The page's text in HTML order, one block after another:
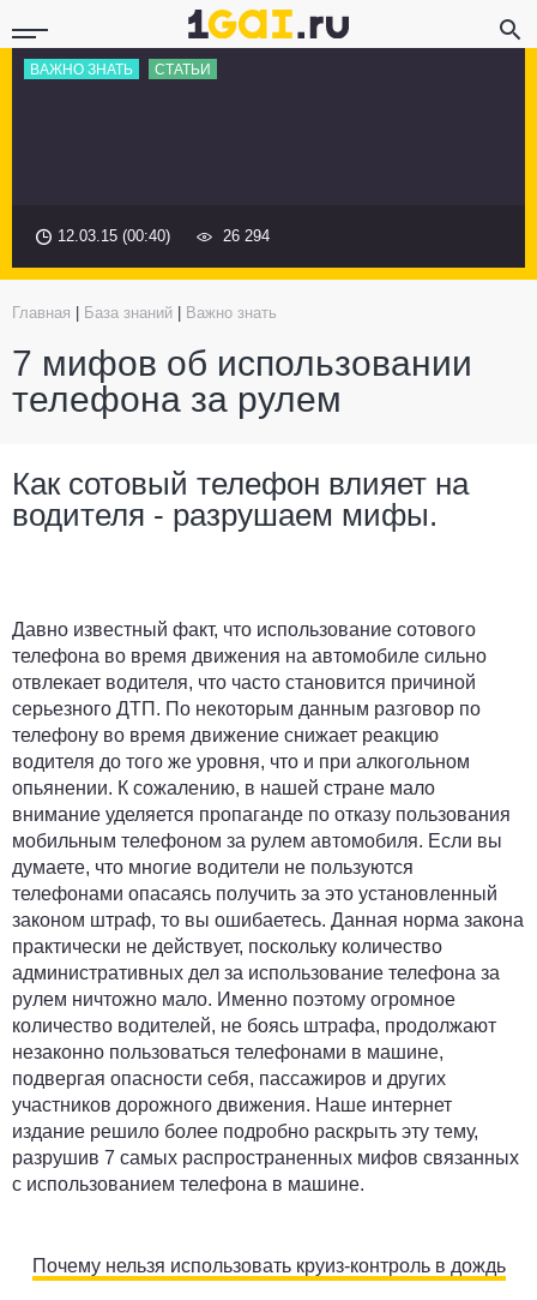
ВАЖНО ЗНАТЬ СТАТЬИ
12.03.15 (00:40) 26 294
Главная База знаний Важно знать
7 мифов об использовании
телефона за рулем
Как сотовый телефон влияет на
водителя - разрушаем мифы.
Давно известный факт, что использование сотового
телефона во время движения на автомобиле сильно
отвлекает водителя, что часто становится причиной
серьезного ДТП. По некоторым данным разговор по
телефону во время движение снижает реакцию
водителя до того же уровня, что и при алкогольном
опьянении. К сожалению, в нашей стране мало
внимание уделяется пропаганде по отказу пользования
мобильным телефоном за рулем автомобиля. Если вы
думаете, что многие водители не пользуются
телефонами опасаясь получить за это установленный
законом штраф, то вы ошибаетесь. Данная норма закона
практически не действует, поскольку количество
административных дел за использование телефона за
рулем ничтожно мало. Именно поэтому огромное
количество водителей, не боясь штрафа, продолжают
незаконно пользоваться телефонами в машине,
подвергая опасности себя, пассажиров и других
участников дорожного движения. Наше интернет
издание решило более подробно раскрыть эту тему,
разрушив 7 самых распространенных мифов связанных
с использованием телефона в машине.
Почему нельзя использовать круиз-контроль в дождь